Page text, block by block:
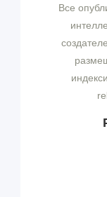
Все